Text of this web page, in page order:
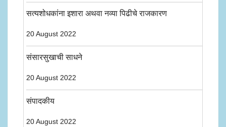
सत्यशोधकांना इशारा अथवा नव्या पिढीचे राजकारण
20 August 2022
संसारसुखाची साधने
20 August 2022
संपादकीय
20 August 2022